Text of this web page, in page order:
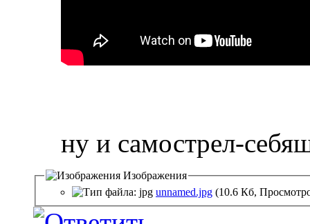
ну и самострел-
Изображения
unnamed.jpg (10.6 Кб,